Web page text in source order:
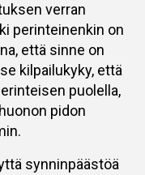
verran
perinteinenkin on
että sinne on
kilpailukyky, että
puolella,
pidon
synninpäästöä